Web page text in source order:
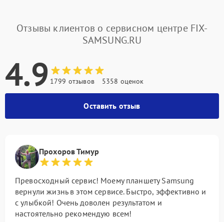
Отзывы клиентов о сервисном центре FIX-
SAMSUNG.RU
4.9 1799 отзывов 5358 оценок
Оставить отзыв
Прохоров Тимур
Превосходный сервис! Моему планшету Samsung
вернули жизнь в этом сервисе. Быстро, эффективно и
с улыбкой! Очень доволен результатом и
настоятельно рекомендую всем!